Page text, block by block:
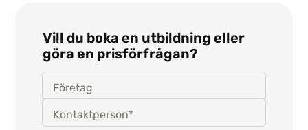
Vill du boka en utbildning eller
göra en prisförfrågan?
Företag
Kontaktperson*